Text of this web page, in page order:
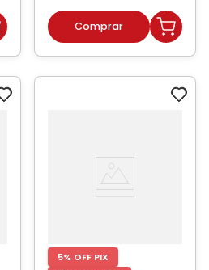
5% OFF PIX